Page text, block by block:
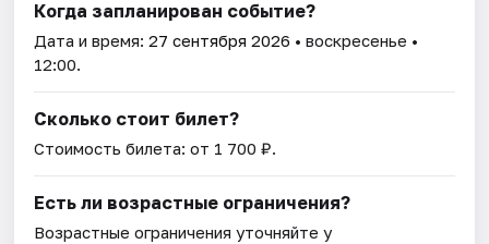
Когда запланирован событие?
Дата и время:27 сентября 2026 • воскресенье •
12:00.
Сколько стоит билет?
Стоимость билета: от 1 700 ₽.
Есть ли возрастные ограничения?
Возрастные ограничения уточняйте у